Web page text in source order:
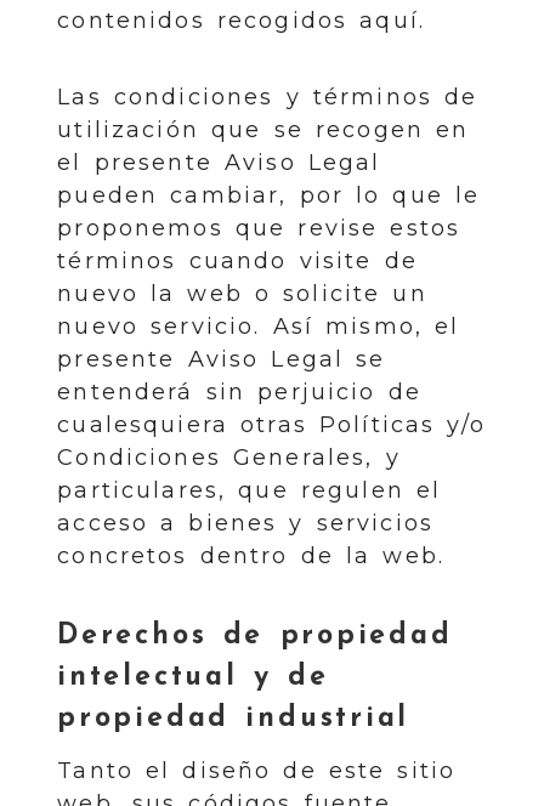
contenidos recogidos aquí.
Las condiciones y términos de
utilización que se recogen en
el presente Aviso Legal
pueden cambiar, por lo que le
proponemos que revise estos
términos cuando visite de
nuevo la web o solicite un
nuevo servicio. Así mismo, el
presente Aviso Legal se
entenderá sin perjuicio de
cualesquiera otras Políticas y/o
Condiciones Generales, y
particulares, que regulen el
acceso a bienes y servicios
concretos dentro de la web.
Derechos de propiedad
intelectual y de
propiedad industrial
Tanto el diseño de este sitio